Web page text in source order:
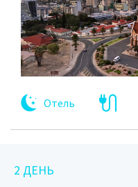
Отель
2 ДЕНЬ